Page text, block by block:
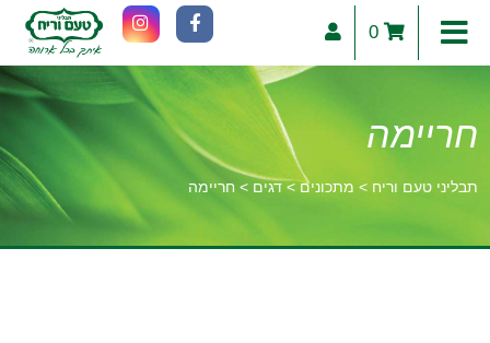
0
חריימה
תבליני טעם וריח > מתכונים>דגים > חריימה